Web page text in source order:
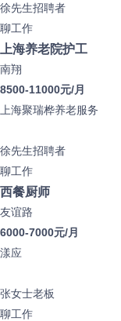
徐先生招聘者
聊工作
上海养老院护工
南翔
8500-11000元/月
上海聚瑞桦养老服务
徐先生招聘者
聊工作
西餐厨师
友谊路
6000-7000元/月
漾应
张女士老板
聊工作